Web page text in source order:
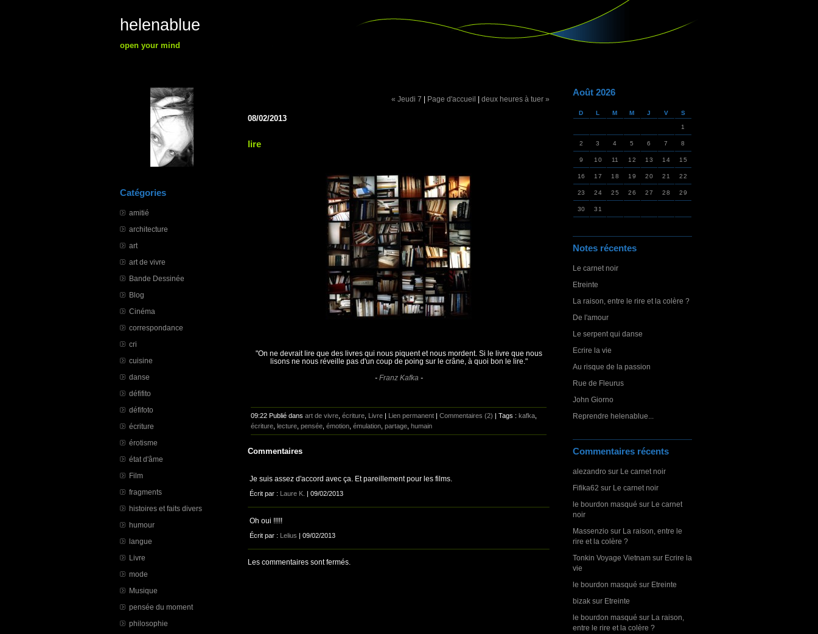
helenablue
open your mind
Catégories
amitié
architecture
art
art de vivre
Bande Dessinée
Blog
Cinéma
correspondance
cri
cuisine
danse
défifito
défifoto
écriture
érotisme
état d'âme
Film
fragments
histoires et faits divers
humour
langue
Livre
mode
Musique
pensée du moment
philosophie
Août 2026
D L M M J V S
1
2 3 4 5 6 7 8
9 10 11 12 13 14 15
16 17 18 19 20 21 22
23 24 25 26 27 28 29
30 31
Notes récentes
Le carnet noir
Etreinte
La raison, entre le rire et la colère ?
De l'amour
Le serpent qui danse
Ecrire la vie
Au risque de la passion
Rue de Fleurus
John Giorno
Reprendre helenablue...
Commentaires récents
alezandro sur Le carnet noir
Fifika62 sur Le carnet noir
le bourdon masqué sur Le carnet
noir
Massenzio sur La raison, entre le
rire et la colère ?
Tonkin Voyage Vietnam sur Ecrire la
vie
le bourdon masqué sur Etreinte
bizak sur Etreinte
le bourdon masqué sur La raison,
entre le rire et la colère ?
« Jeudi 7 | Page d'accueil | deux heures à tuer »
08/02/2013
lire
"On ne devrait lire que des livres qui nous piquent et nous mordent. Si le livre que nous
lisons ne nous réveille pas d'un coup de poing sur le crâne, à quoi bon le lire."
- Franz Kafka -
09:22 Publié dans art de vivre, écriture, Livre Lien permanent Commentaires (2) | Tags : kafka,
écriture, lecture, pensée, émotion, émulation, partage, humain
Commentaires
Je suis assez d'accord avec ça. Et pareillement pour les films.
Écrit par : Laure K. | 09/02/2013
Oh oui !!!!!
Écrit par : Lelius | 09/02/2013
Les commentaires sont fermés.